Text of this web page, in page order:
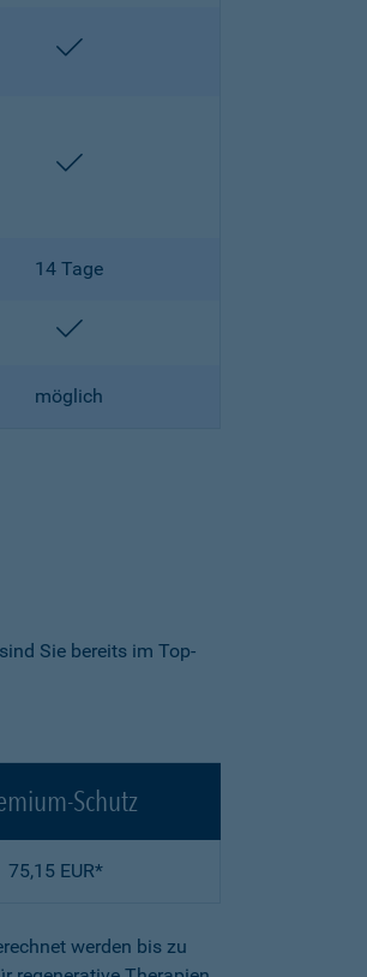
enthalten
enthalten
14 Tage
enthalten
möglich
Sie bereits im Top-
Schutz
75,15 EUR*
werden bis zu